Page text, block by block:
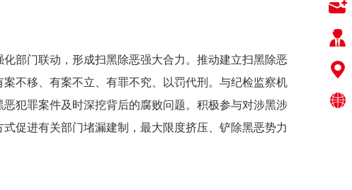
部门联动，形成扫黑除恶强大合力。推动建立扫黑除恶
不移、有案不立、有罪不究、以罚代刑。与纪检监察机
犯罪案件及时深挖背后的腐败问题。积极参与对涉黑涉
促进有关部门堵漏建制，最大限度挤压、铲除黑恶势力